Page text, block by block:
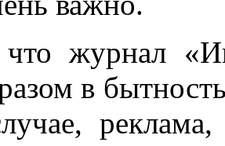
журнал
в